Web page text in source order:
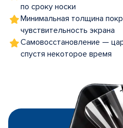
по сроку носки
Минимальная толщина
чувствительность экрана
Самовосстановление —
спустя некоторое время